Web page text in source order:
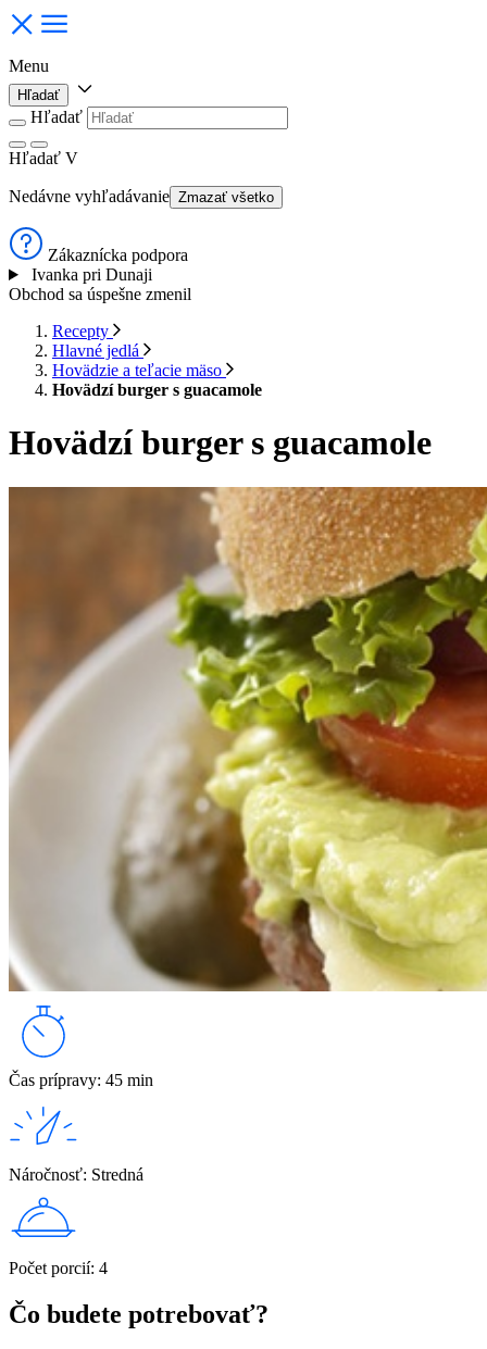
Menu
Hľadať
Hľadať
Hľadať V
Nedávne vyhľadávanie Zmazať všetko
Zákaznícka podpora
Ivanka pri Dunaji
Obchod sa úspešne zmenil
Recepty
Hlavné jedlá
Hovädzie a teľacie mäso
Hovädzí burger s guacamole
Hovädzí burger s guacamole
Čas prípravy: 45 min
Náročnosť: Stredná
Počet porcií: 4
Čo budete potrebovať?